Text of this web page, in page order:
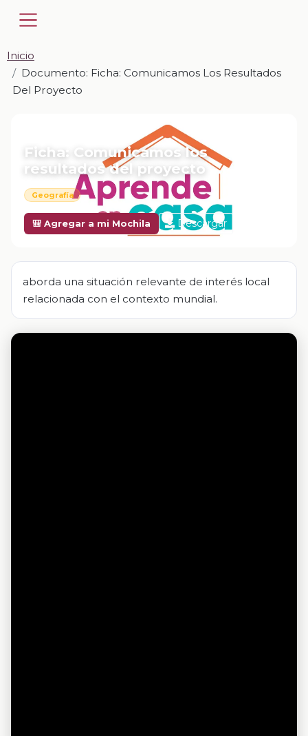
Inicio
Documento: Ficha: Comunicamos Los Resultados
Del Proyecto
Ficha: Comunicamos los
resultados del proyecto
Geografía
🎒 Agregar a mi Mochila Descargar
aborda una situación relevante de interés local
relacionada con el contexto mundial.